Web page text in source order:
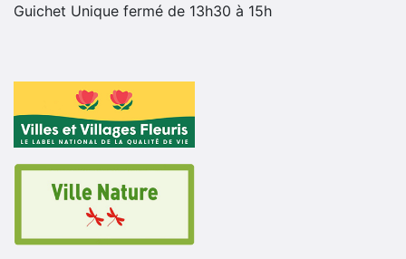
Guichet Unique fermé de 13h30 à 15h